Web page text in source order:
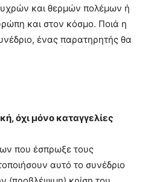
και θερμών πολέμων ή
και στον κόσμο. Ποιά η
ένας παρατηρητής θα
όχι μόνο καταγγελίες
που έσπρωξε τους
αυτό το συνέδριο